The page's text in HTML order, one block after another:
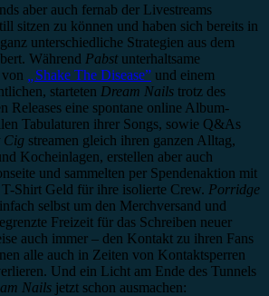
aber auch fernab der Livestreams
sitzen zu können und haben sich bereits in
unterschiedliche Strategien aus dem
Während Pabstunterhaltsame
Shake The Disease” und einem
starteten Dream Nails trotz des
Releases eine spontane online Album-
Tabulaturen ihrer Songs, sowie Q&As
Cig streamen gleich ihren ganzen Alltag,
Kocheinlagen, erstellen aber auch
und sammelten per Spendenaktion mit
T-Shirt Geld für ihre isolierte Crew. Porridge
selbst um den Merchversand und
Freizeit für das Schreiben neuer
auch immer – den Kontakt zu ihren Fans
alle auch in Zeiten von Kontaktsperren
Und ein Licht am Ende des Tunnels
Nails jetzt schon ausmachen: